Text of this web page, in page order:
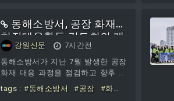
에서 갤럭시 스마트폰 최고 기록인
144만 대 판매를 기록했다.사전 구매
고객 10명 중 약 7명이 ‘갤럭시 Z 폴
드8’를 선택했을 만큼 새롭게 선보인
폼팩터와 감각적인 디자인에 대한 관
심과 수요가 높았다.또 삼성닷컴에서
‘갤럭시 Z 폴드8 울트라·폴드8·플립
동해소방서, 공장 화재
현장대응활동 검토회의 개
최… 대응 역량 강화
강원신문
7시간전
동해소방서가 지난 7월 발생한 공장
화재 대응 과정을 점검하고 향후 유
사 재난에 대비한 현장 대응 역량 강
화에 나섰다. 동해소방서는 6일, 소
tags : #동해소방서 #공장
#화